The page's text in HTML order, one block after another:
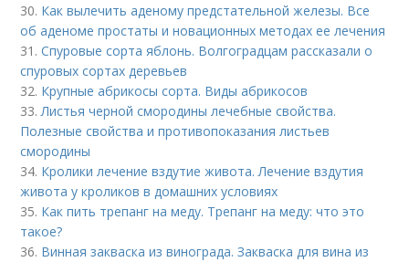
30. Как вылечить аденому предстательной железы. Все
об аденоме простаты и новационных методах ее лечения
31.Спуровые сорта яблонь. Волгоградцам рассказали о
спуровых сортах деревьев
32. Крупные абрикосы сорта. Виды абрикосов
33.Листья черной смородины лечебные свойства.
Полезные свойства и противопоказания листьев
смородины
34. Кролики лечение вздутие живота. Лечение вздутия
живота у кроликов в домашних условиях
35. Как пить трепанг на меду. Трепанг на меду: что это
такое?
36. Винная закваска из винограда. Закваска для вина из